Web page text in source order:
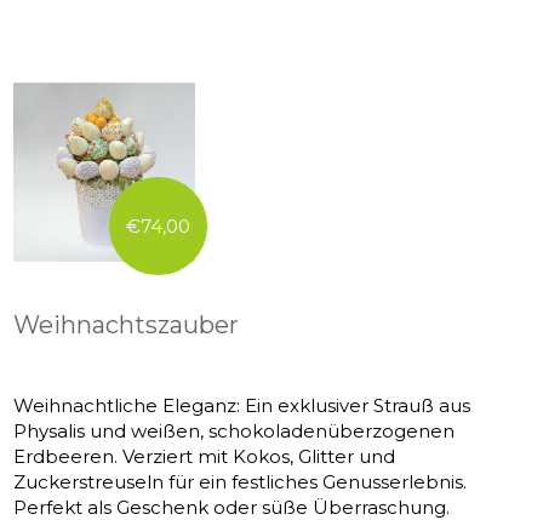
€74,00
Weihnachtszauber
Weihnachtliche Eleganz: Ein exklusiver Strauß aus
Physalis und weißen, schokoladenüberzogenen
Erdbeeren. Verziert mit Kokos, Glitter und
Zuckerstreuseln für ein festliches Genusserlebnis.
Perfekt als Geschenk oder süße Überraschung.